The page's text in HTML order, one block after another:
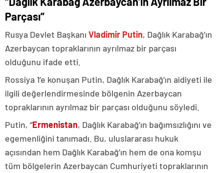
Parçası”
Rusya Devlet Başkanı Vladimir Putin, Dağlık Karabağ’ın
Azerbaycan topraklarının ayrılmaz bir parçası
olduğunu ifade etti.
Rossiya 1’e konuşan Putin, Dağlık Karabağ’ın aidiyeti ile
ilgili değerlendirmesinde bölgenin Azerbaycan
topraklarının ayrılmaz bir parçası olduğunu söyledi.
Putin, “Ermenistan, Dağlık Karabağ’ın bağımsızlığını ve
egemenliğini tanımadı. Bu, uluslararası hukuk
açısından hem Dağlık Karabağ’ın hem de ona komşu
tüm bölgelerin Azerbaycan Cumhuriyeti topraklarının